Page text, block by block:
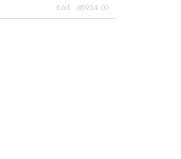
Kód: 48954.00